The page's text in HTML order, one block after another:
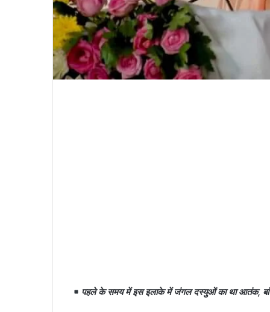
पहले के समय में इस इलाके में जंगल दस्युओं का था आतंक, बांध